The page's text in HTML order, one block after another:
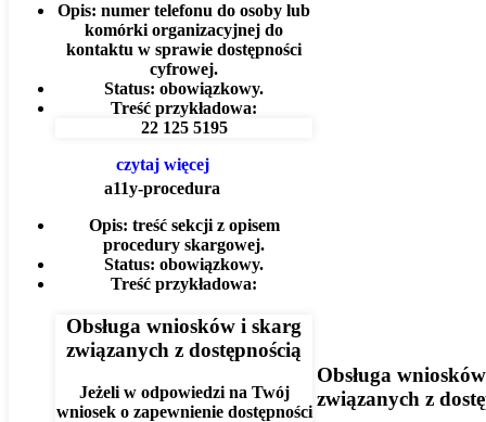
Opis: numer telefonu do osoby lub
komórki organizacyjnej do
kontaktu w sprawie dostępności
cyfrowej.
Status: obowiązkowy.
Treść przykładowa:
22 125 5195
czytaj więcej
a11y-procedura
Opis: treść sekcji z opisem
procedury skargowej.
Status: obowiązkowy.
Treść przykładowa:
Obsługa wniosków i skarg
związanych z dostępnością
Jeżeli w odpowiedzi na Twój
wniosek o zapewnienie dostępności
Obsługa
związanych z